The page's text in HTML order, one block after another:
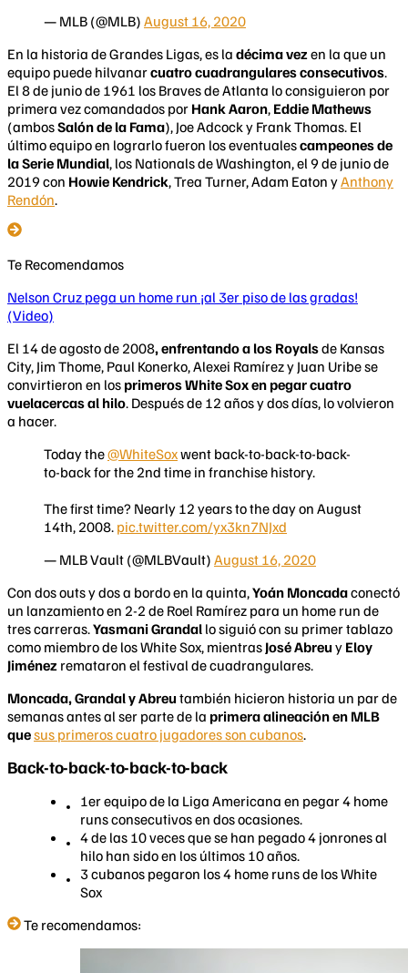
— MLB (@MLB) August 16, 2020
En la historia de Grandes Ligas, es la décima vez en la que un
equipo puede hilvanarcuatro cuadrangulares consecutivos.
El 8 de junio de 1961 los Braves de Atlanta lo consiguieron por
primera vez comandados por Hank Aaron, Eddie Mathews
(ambosSalón de la Fama), Joe Adcock y Frank Thomas. El
último equipo en lograrlo fueron los eventualescampeones de
la Serie Mundial, los Nationals de Washington, el 9 de junio de
2019 con Howie Kendrick, Trea Turner, Adam Eaton yAnthony
Rendón.
Te Recomendamos
Nelson Cruz pega un home run ¡al 3er piso de las gradas!
(Video)
El 14 de agosto de 2008, enfrentando a los Royalsde Kansas
City, Jim Thome, Paul Konerko, Alexei Ramírez y Juan Uribe se
convirtieron en los primeros White Sox en pegar cuatro
vuelacercas al hilo. Después de 12 años y dos días, lo volvieron
a hacer.
Today the@WhiteSoxwent back-to-back-to-back-
to-back for the 2nd time in franchise history.
The first time? Nearly 12 years to the day on August
14th, 2008. pic.twitter.com/yx3kn7NJxd
— MLB Vault (@MLBVault) August 16, 2020
Con dos outs y dos a bordo en la quinta,Yoán Moncadaconectó
un lanzamiento en 2-2 de Roel Ramírez para un home run de
tres carreras.Yasmani Grandal lo siguió con su primer tablazo
como miembro de los White Sox, mientras José Abreu y Eloy
Jiménez remataron el festival de cuadrangulares.
Moncada, Grandal y Abreu también hicieron historia un par de
semanas antes al ser parte de la primera alineación en MLB
quesus primeros cuatro jugadores son cubanos.
Back-to-back-to-back-to-back
1er equipo de la Liga Americana en pegar 4 home
runs consecutivos en dos ocasiones.
4 de las 10 veces que se han pegado 4 jonrones al
hilo han sido en los últimos 10 años.
3 cubanos pegaron los 4 home runs de los White
Sox
Te recomendamos: